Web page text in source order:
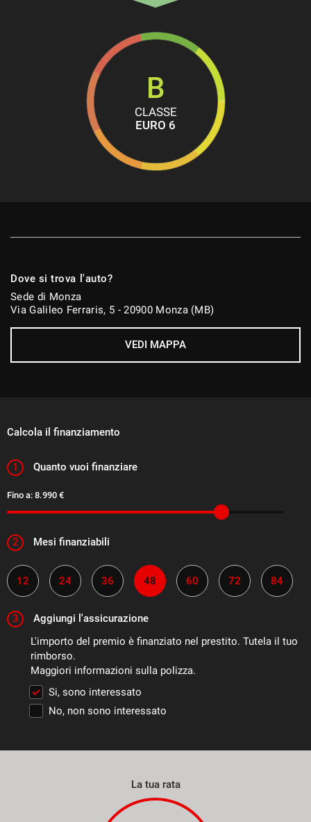
B
CLASSE
EURO 6
Dove si trova l'auto?
Sede di Monza
Via Galileo Ferraris, 5 - 20900 Monza (MB)
VEDI MAPPA
Calcola il finanziamento
1 Quanto vuoi finanziare
Fino a: 8.990 €
2 Mesi finanziabili
12 24 36 48 60 72 84
3
Aggiungi l'assicurazione
L'importo del premio è finanziato nel prestito. Tutela il tuo
rimborso.
Maggiori informazioni sulla polizza.
Si, sono interessato
No, non sono interessato
La tua rata